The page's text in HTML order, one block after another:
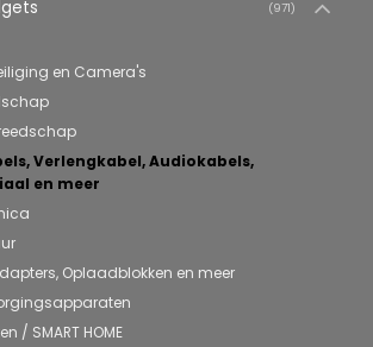
(971)
en Camera's
Verlengkabel, Audiokabels,
en meer
Oplaadblokken en meer
/ SMART HOME